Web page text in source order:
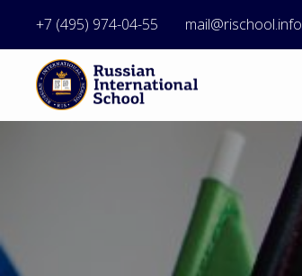
+7 (495) 974-04-55 mail@rischool.info